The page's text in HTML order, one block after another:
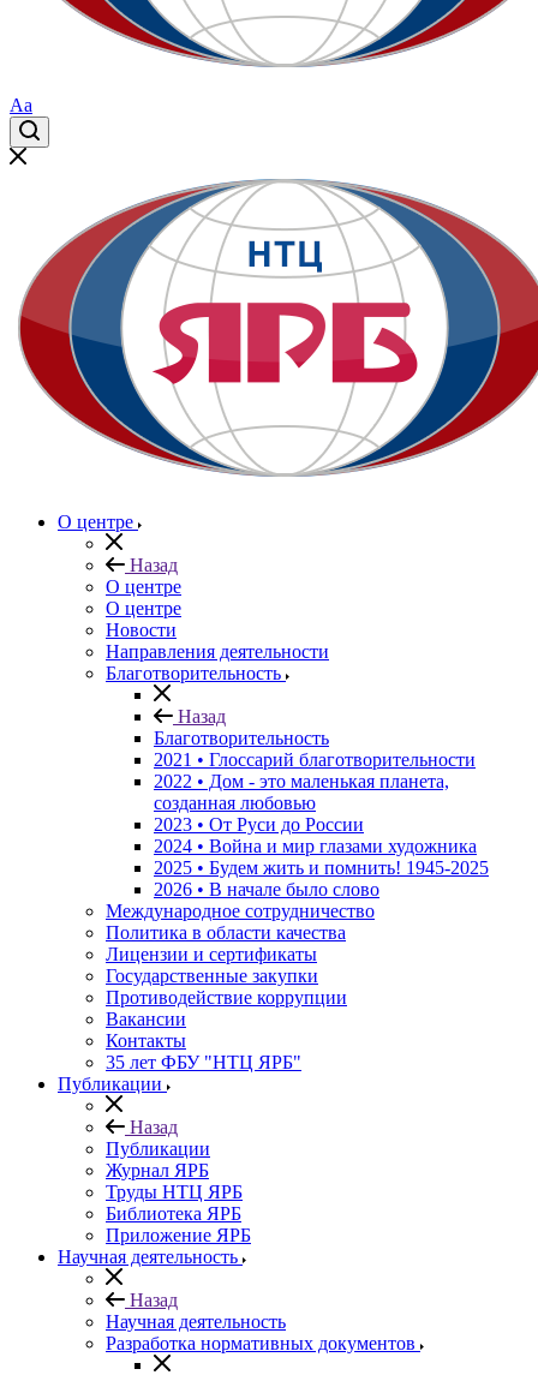
Aa
О центре
Назад
О центре
О центре
Новости
Направления деятельности
Благотворительность
Назад
Благотворительность
2021 • Глоссарий благотворительности
2022 • Дом - это маленькая планета,
созданная любовью
2023 • От Руси до России
2024 • Война и мир глазами художника
2025 • Будем жить и помнить! 1945-2025
2026 • В начале было слово
Международное сотрудничество
Политика в области качества
Лицензии и сертификаты
Государственные закупки
Противодействие коррупции
Вакансии
Контакты
35 лет ФБУ "НТЦ ЯРБ"
Публикации
Назад
Публикации
Журнал ЯРБ
Труды НТЦ ЯРБ
Библиотека ЯРБ
Приложение ЯРБ
Научная деятельность
Назад
Научная деятельность
Разработка нормативных документов